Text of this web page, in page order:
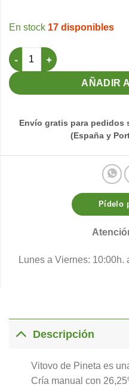
17 disponibles
Vitovo 250gr Papilla para
AÑADIR
Envío gratis para pedidos
(España y
Pídelo
Lunes a Viernes: 10:00h.
Descripción
Vitovo de Pineta es
Cría manual con